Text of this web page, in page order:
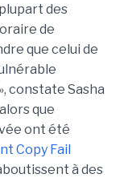
des
de
que celui de
constate Sasha
que
ont été
Copy Fail
à des